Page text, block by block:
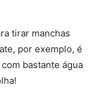
tirar manchas
por exemplo, é
bastante água